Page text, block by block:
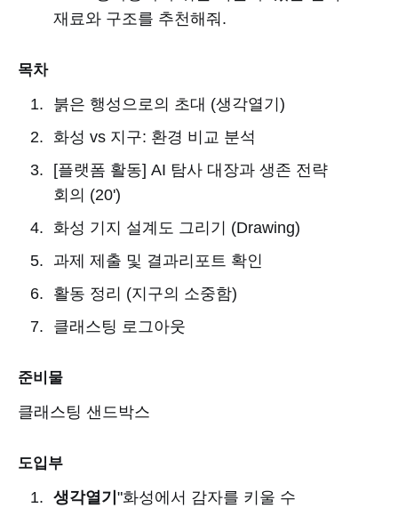
재료와 구조를 추천해줘.
목차
붉은 행성으로의 초대 (생각열기)
화성 vs 지구: 환경 비교 분석
[플랫폼 활동] AI 탐사 대장과 생존 전략
회의 (20')
화성 기지 설계도 그리기 (Drawing)
과제 제출 및 결과리포트 확인
활동 정리 (지구의 소중함)
클래스팅 로그아웃
준비물
클래스팅 샌드박스
도입부
생각열기 "화성에서 감자를 키울 수